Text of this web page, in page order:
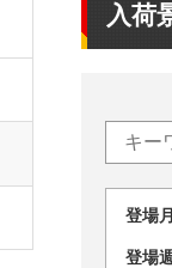
入荷
登
登